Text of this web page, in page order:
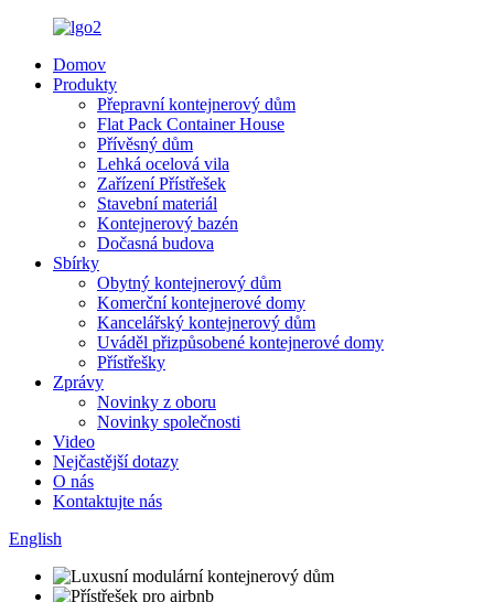
Domov
Produkty
Přepravní kontejnerový dům
Flat Pack Container House
Přívěsný dům
Lehká ocelová vila
Zařízení Přístřešek
Stavební materiál
Kontejnerový bazén
Dočasná budova
Sbírky
Obytný kontejnerový dům
Komerční kontejnerové domy
Kancelářský kontejnerový dům
Uváděl přizpůsobené kontejnerové domy
Přístřešky
Zprávy
Novinky z oboru
Novinky společnosti
Video
Nejčastější dotazy
O nás
Kontaktujte nás
English